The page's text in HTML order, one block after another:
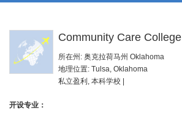
Community Care College
所在州: 奥克拉荷马州 Oklahoma
地理位置: Tulsa, Oklahoma
私立盈利, 本科学校 |
开设专业：